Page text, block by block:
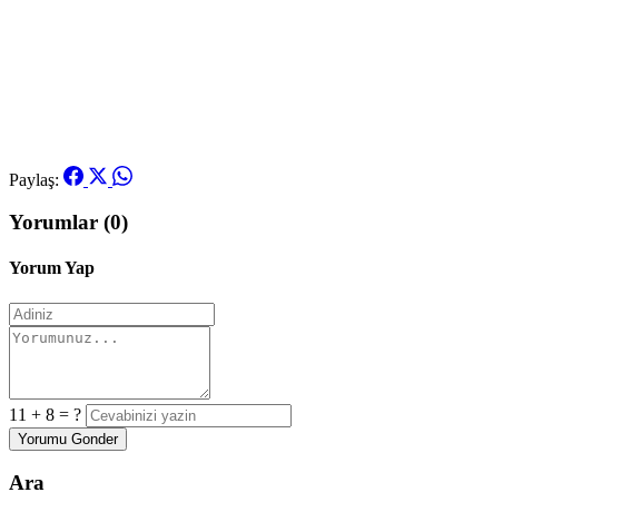
Paylaş:
Yorumlar (0)
Yorum Yap
11 + 8 = ?
Yorumu Gonder
Ara